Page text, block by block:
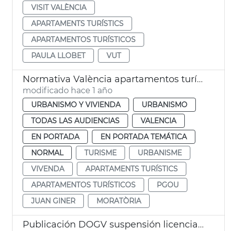
VISIT VALÈNCIA
APARTAMENTS TURÍSTICS
APARTAMENTOS TURÍSTICOS
PAULA LLOBET
VUT
Normativa València apartamentos turísticos
modificado hace 1 año
URBANISMO Y VIVIENDA
URBANISMO
TODAS LAS AUDIENCIAS
VALENCIA
EN PORTADA
EN PORTADA TEMÁTICA
NORMAL
TURISME
URBANISME
VIVENDA
APARTAMENTS TURÍSTICS
APARTAMENTOS TURÍSTICOS
PGOU
JUAN GINER
MORATÒRIA
Publicación DOGV suspensión licencias viviendas turísticas